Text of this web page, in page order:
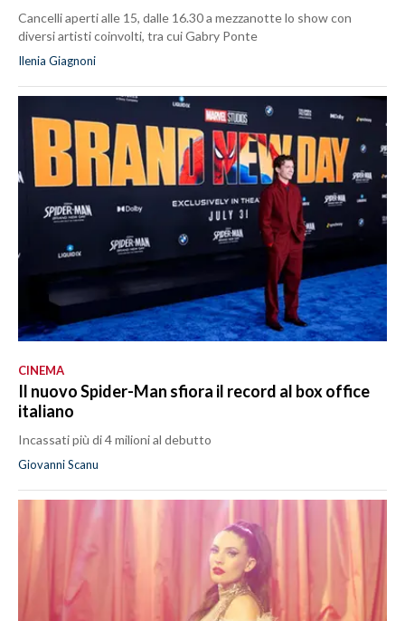
Cancelli aperti alle 15, dalle 16.30 a mezzanotte lo show con
diversi artisti coinvolti, tra cui Gabry Ponte
Ilenia Giagnoni
CINEMA
Il nuovo Spider-Man sfiora il record al box office
italiano
Incassati più di 4 milioni al debutto
Giovanni Scanu